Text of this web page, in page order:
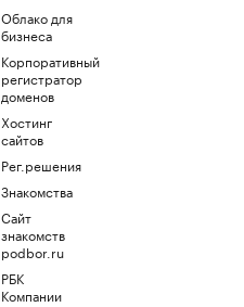
Облако для
бизнеса
Корпоративный
регистратор
доменов
Хостинг
сайтов
Рег.решения
Знакомства
Сайт
знакомств
podbor.ru
РБК
Компании